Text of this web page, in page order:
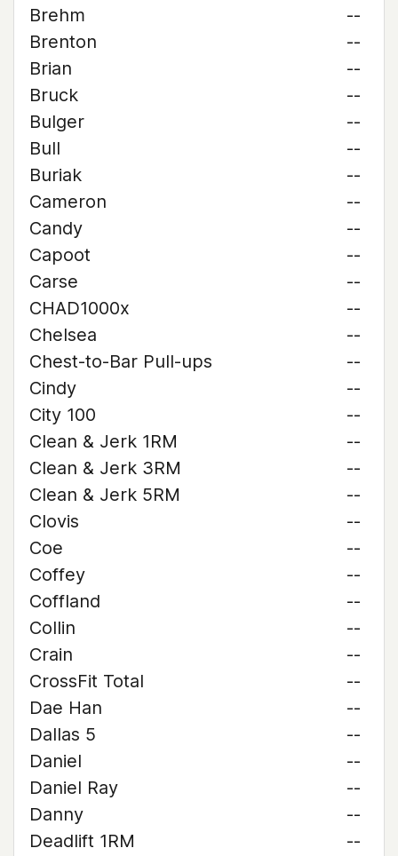
Brehm
--
Brenton
--
Brian
--
Bruck
--
Bulger
--
Bull
--
Buriak
--
Cameron
--
Candy
--
Capoot
--
Carse
--
CHAD1000x
--
Chelsea
--
Chest-to-Bar Pull-ups
--
Cindy
--
City 100
--
Clean & Jerk 1RM
--
Clean & Jerk 3RM
--
Clean & Jerk 5RM
--
Clovis
--
Coe
--
Coffey
--
Coffland
--
Collin
--
Crain
--
CrossFit Total
--
Dae Han
--
Dallas 5
--
Daniel
--
Daniel Ray
--
Danny
--
Deadlift 1RM
--